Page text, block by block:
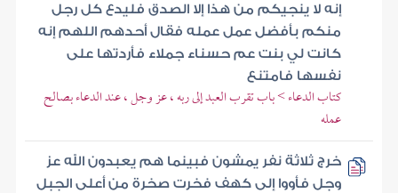
إنه لا ينجيكم من هذا إلا الصدق فليدع كل رجل
منكم بأفضل عمل عمله فقال أحدهم اللهم إنه
كانت لي بنت عم حسناء جملاء فأردتها على
نفسها فامتنع
كتاب الدعاء > باب تقرب العبد إلى ربه ، عز وجل ، عند الدعاء بصالح
عمله
خرج ثلاثة نفر يمشون فبينما هم يعبدون الله عز
وجل فأووا إلى كهف فخرت صخرة من أعلى الجبل